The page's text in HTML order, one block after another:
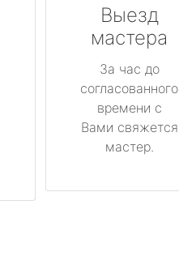
Выезд
мастера
За час до
согласованного
времени с
Вами свяжется
мастер.